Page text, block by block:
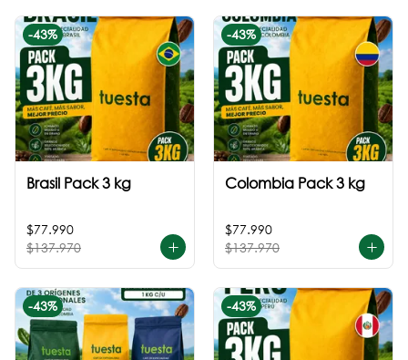
-43%
Brasil Pack 3 kg
$77.990
$137.970
-43%
Colombia Pack 3 kg
$77.990
$137.970
-43% -43%